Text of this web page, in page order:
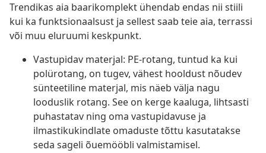
Trendikas aia baarikomplekt ühendab endas nii stiili
kui ka funktsionaalsust ja sellest saab teie aia, terrassi
või muu eluruumi keskpunkt.
Vastupidav materjal: PE-rotang, tuntud ka kui
polürotang, on tugev, vähest hooldust nõudev
sünteetiline materjal, mis näeb välja nagu
looduslik rotang. See on kerge kaaluga, lihtsasti
puhastatav ning oma vastupidavuse ja
ilmastikukindlate omaduste tõttu kasutatakse
seda sageli õuemööbli valmistamisel.